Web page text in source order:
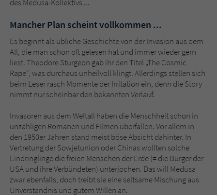
des Medusa-Kollektivs ...
Mancher Plan scheint vollkommen ...
Es beginnt als übliche Geschichte von der Invasion aus dem
All, die man schon oft gelesen hat und immer wieder gern
liest. Theodore Sturgeon gab ihr den Titel „The Cosmic
Rape“, was durchaus unheilvoll klingt. Allerdings stellen sich
beim Leser rasch Momente der Irritation ein, denn die Story
nimmt nur scheinbar den bekannten Verlauf.
Invasoren aus dem Weltall haben die Menschheit schon in
unzähligen Romanen und Filmen überfallen. Vor allem in
den 1950er Jahren stand meist böse Absicht dahinter. In
Vertretung der Sowjetunion oder Chinas wollten solche
Eindringlinge die freien Menschen der Erde (= die Bürger der
USA und ihre Verbündeten) unterjochen. Das will Medusa
zwar ebenfalls, doch treibt sie eine seltsame Mischung aus
Unverständnis und gutem Willen an.